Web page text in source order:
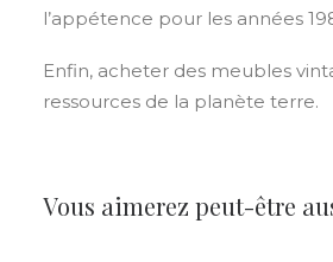
l’appétence pour les années
Enfin, acheter des meubles
ressources de la planète terre.
Vous aimerez peut-être